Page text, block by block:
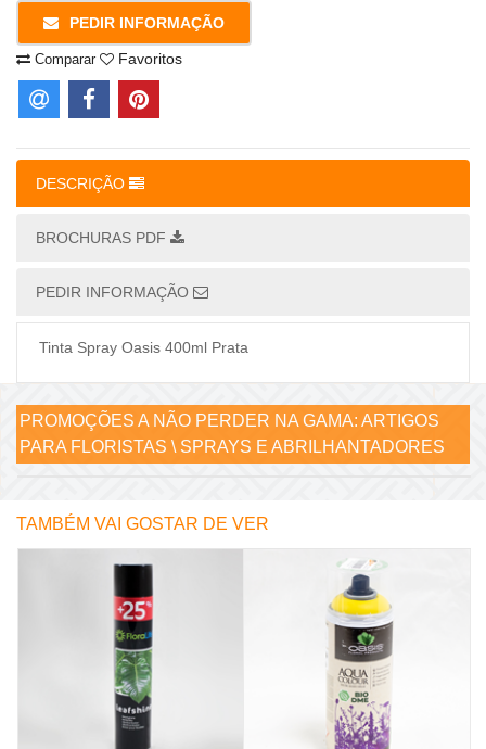
PEDIR INFORMAÇÃO
Comparar Favoritos
DESCRIÇÃO
BROCHURAS PDF
PEDIR INFORMAÇÃO
Tinta Spray Oasis 400ml Prata
PROMOÇÕES A NÃO PERDER NA GAMA: ARTIGOS
PARA FLORISTAS \ SPRAYS E ABRILHANTADORES
TAMBÉM VAI GOSTAR DE VER